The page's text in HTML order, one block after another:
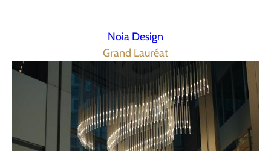
Noia Design
Grand Lauréat